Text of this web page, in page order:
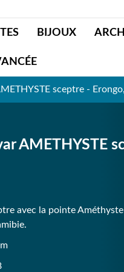
BIJOUX
sceptre -
AMETHYSTE
avec la pointe